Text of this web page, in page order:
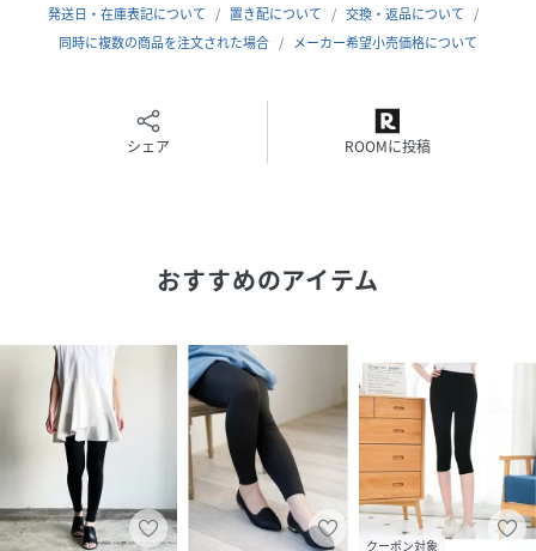
ル ポリウレタン 【リブブラック】：ポリ
エステル100%
SZT-F207-0007-19-M MU1798 )
発送日・在庫表記について 置き配について
交換・返品について
同時に複数の商品を注文された場合
メーカー希望小売価格について
シェア ROOMに投稿
おすすめのアイテム
クーポン対象